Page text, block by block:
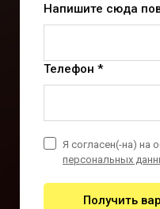
Напишите сюда
Телефон *
Получить
Я согласен(-на) на
персональных